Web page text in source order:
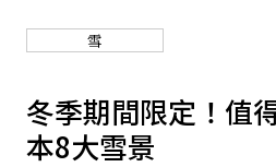
雪
冬季期間限定！值
本8大雪景